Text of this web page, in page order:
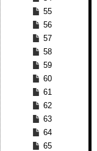
55
56
57
58
59
60
61
62
63
64
65